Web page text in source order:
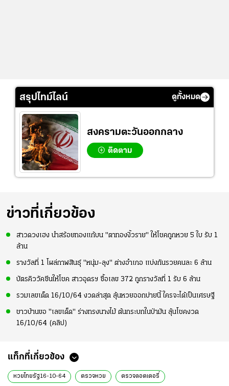
สรุปไทม์ไลน์ ดูทั้งหมด
สงครามตะวันออกกลาง
ติดตาม
ข่าวที่เกี่ยวข้อง
สาวดวงเฮง นำสร้อยทองแก้บน "ตาทองงิ้วราย" ให้โชคถูกหวย 5 ใบ รับ 1
ล้าน
รางวัลที่ 1 โผล่กาฬสินธุ์ "หนุ่ม-ลุง" ต่างอำเภอ แบ่งกันรวยคนละ 6 ล้าน
บัตรคิววัคซีนให้โชค สาวอุดรฯ ซื้อเลข 372 ถูกรางวัลที่ 1 รับ 6 ล้าน
รวมเลขเด็ด 16/10/64 งวดล่าสุด ลุ้นหวยออกบ่ายนี้ ใครจะได้เป็นเศรษฐี
ชาวบ้านขอ "เลขเด็ด" ร่างทรงนางไม้ ต้นกระบกในป่ามัน ลุ้นโชคงวด
16/10/64 (คลิป)
แท็กที่เกี่ยวข้อง
หวยไทยรัฐ16-10-64 ตรวจหวย ตรวจลอตเตอรี่